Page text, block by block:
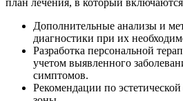
Дополнительные анализы и
диагностики при их
Разработка персональной
учетом выявленного
симптомов.
Рекомендации по